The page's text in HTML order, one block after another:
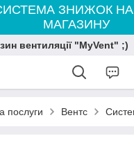
ЗНИЖОК НА
МАГАЗИНУ
вентиляції "MyVent" ;)
послуги Вентс